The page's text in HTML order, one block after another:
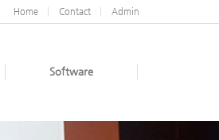
Home Contact Admin
Software